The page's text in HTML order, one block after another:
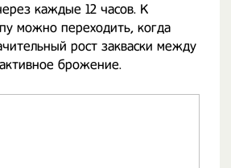
каждые 12 часов. К
можно переходить, когда
рост закваски между
брожение.